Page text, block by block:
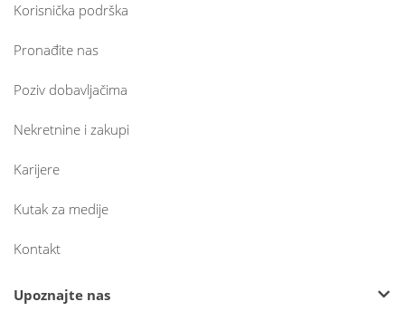
Korisnička podrška
Pronađite nas
Poziv dobavljačima
Nekretnine i zakupi
Karijere
Kutak za medije
Kontakt
Upoznajte nas